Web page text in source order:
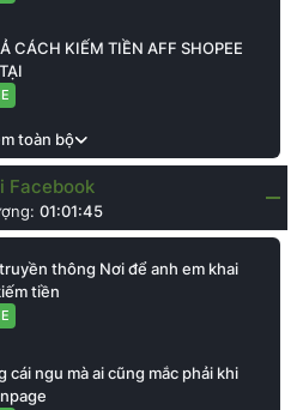
CÁCH KIẾM TIỀN AFF SHOPEE
toàn bộ
Facebook
01:01:45
thông Nơi để anh em khai
tiền
cái ngu mà ai cũng mắc phải khi